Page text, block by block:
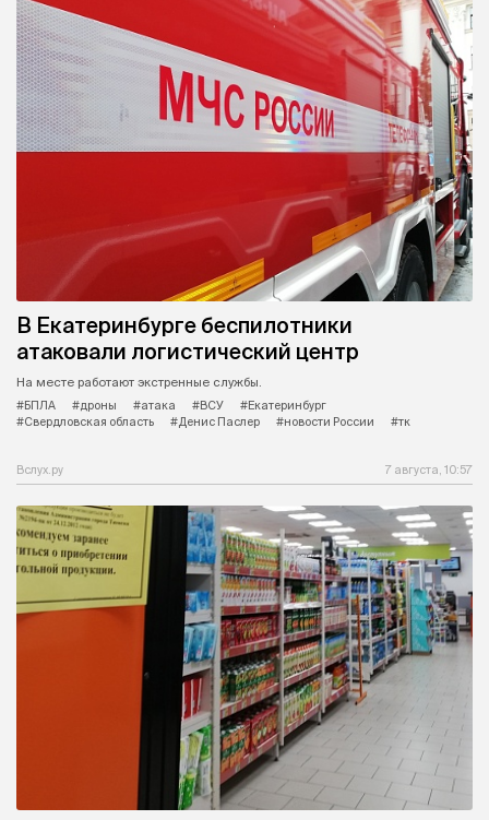
В Екатеринбурге беспилотники
атаковали логистический центр
На месте работают экстренные службы.
#БПЛА
#дроны #атака #ВСУ
#Екатеринбург
#Свердловская область
#Денис Паслер #новости России #тк
Вслух.ру 7 августа, 10:57